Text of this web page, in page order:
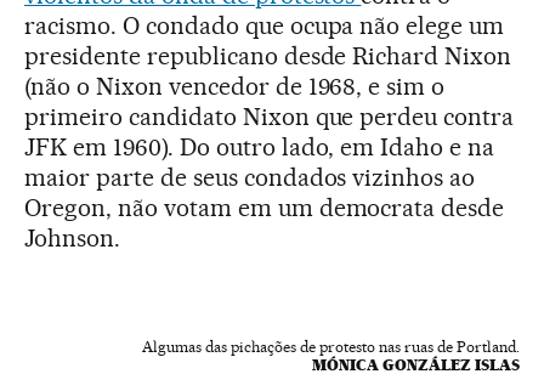
racismo. O condado que ocupa não elege um
presidente republicano desde Richard Nixon
(não o Nixon vencedor de 1968, e sim o
primeiro candidato Nixon que perdeu contra
JFK em 1960). Do outro lado, em Idaho e na
maior parte de seus condados vizinhos ao
Oregon, não votam em um democrata desde
Johnson.
Algumas das pichações de protesto nas ruas de Portland.
MÓNICA GONZÁLEZ ISLAS